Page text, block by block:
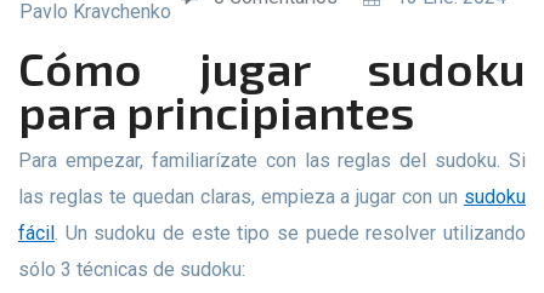
Pavlo Kravchenko
Cómo jugar sudoku
para principiantes
Para empezar, familiarízate con las reglas del sudoku. Si
las reglas te quedan claras, empieza a jugar con un sudoku
fácil. Un sudoku de este tipo se puede resolver utilizando
sólo 3 técnicas de sudoku: